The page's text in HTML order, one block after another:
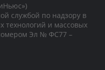
службой по надзору в
технологий и массовых
Эл № ФС77 –